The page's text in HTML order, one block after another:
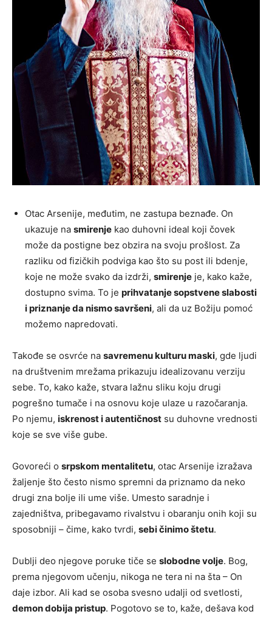
Otac Arsenije, međutim, ne zastupa beznađe. On
ukazuje na smirenje kao duhovni ideal koji čovek
može da postigne bez obzira na svoju prošlost. Za
razliku od fizičkih podviga kao što su post ili bdenje,
koje ne može svako da izdrži, smirenje je, kako kaže,
dostupno svima. To je prihvatanje sopstvene slabosti
i priznanje da nismo savršeni, ali da uz Božiju pomoć
možemo napredovati.
Takođe se osvrće na savremenu kulturu maski, gde ljudi
na društvenim mrežama prikazuju idealizovanu verziju
sebe. To, kako kaže, stvara lažnu sliku koju drugi
pogrešno tumače i na osnovu koje ulaze u razočaranja.
Po njemu, iskrenost i autentičnost su duhovne vrednosti
koje se sve više gube.
Govoreći o srpskom mentalitetu, otac Arsenije izražava
žaljenje što često nismo spremni da priznamo da neko
drugi zna bolje ili ume više. Umesto saradnje i
zajedništva, pribegavamo rivalstvu i obaranju onih koji su
sposobniji – čime, kako tvrdi, sebi činimo štetu.
Dublji deo njegove poruke tiče se slobodne volje. Bog,
prema njegovom učenju, nikoga ne tera ni na šta – On
daje izbor. Ali kad se osoba svesno udalji od svetlosti,
demon dobija pristup. Pogotovo se to, kaže, dešava kod